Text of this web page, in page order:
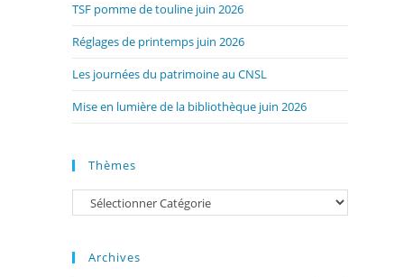
TSF pomme de touline juin 2026
Réglages de printemps juin 2026
Les journées du patrimoine au CNSL
Mise en lumière de la bibliothèque juin 2026
Thèmes
Catégories
Archives